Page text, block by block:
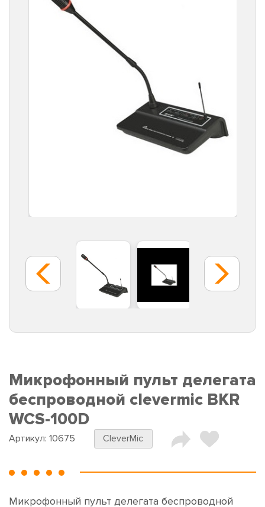
Микрофонный пульт делегата
беспроводной clevermic BKR
WCS-100D
Артикул: 10675 CleverMic
Микрофонный пульт делегата беспроводной